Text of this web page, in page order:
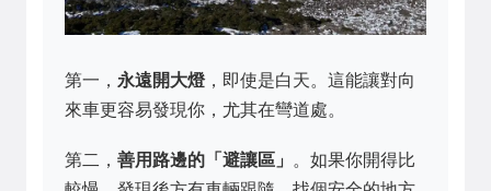
第一， 永遠開大燈，即使是白天。這能讓對向
來車更容易發現你，尤其在彎道處。
第二， 善用路邊的「避讓區」
。如果你開得比